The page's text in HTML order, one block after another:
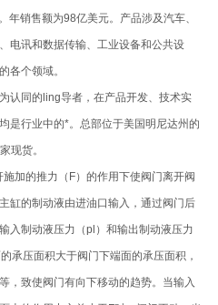
销售额为98亿美元。产品涉及汽车、
电讯和数据传输、工业设备和公共设
各个领域。
认同的ling导者，在产品开发、技术实
是行业中的*。总部位于美国明尼达州的
现货。
加的推力（F）的作用下使阀门离开阀
缸的制动液由进油口输入，通过阀门后
入制动液压力（pl）和输出制动液压力
承压面积大于阀门下端面的承压面积，
，致使阀门有向下移动的趋势。当输入